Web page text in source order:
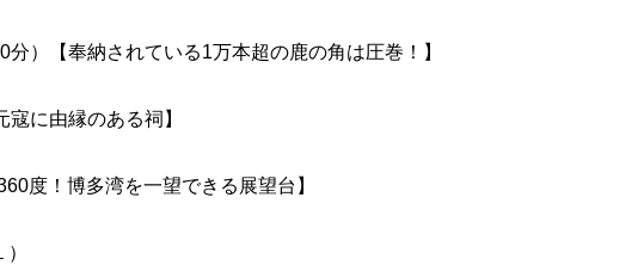
）【奉納されている1万本超の鹿の角は圧巻！】
に由縁のある祠】
度！博多湾を一望できる展望台】